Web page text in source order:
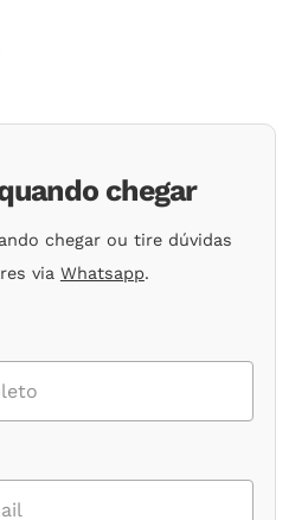
chegar
chegar ou tire dúvidas
via Whatsapp.